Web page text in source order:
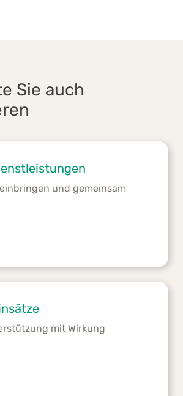
Sie auch
und gemeinsam
mit Wirkung